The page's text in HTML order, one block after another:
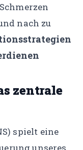
nach zu
zentrale
spielt eine
unseres